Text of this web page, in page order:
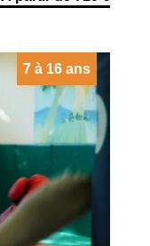
7 à 16 ans